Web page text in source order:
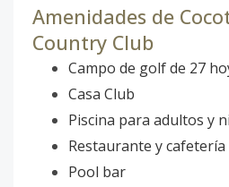
Amenidades de
Country Club
Campo de golf de 27
Casa Club
Piscina para adultos y
Restaurante y cafetería
Pool bar